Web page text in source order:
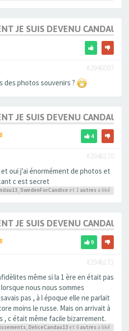
JE SUIS DEVENU
#2946097
des photos souvenirs ?
JE SUIS DEVENU
4
#2946170
oui j'ai énormément de photos et
c est secret
, SwedenForCandice et 1 autres a liké
JE SUIS DEVENU
9
#2946173
même si la 1 ère en était pas
nous nous sommes
pas , à l époque elle ne parlait
moins le russe. Mais on arrivait à
, c était même facile bizarrement.
, DeliceCandau13 et 6 autres a liké